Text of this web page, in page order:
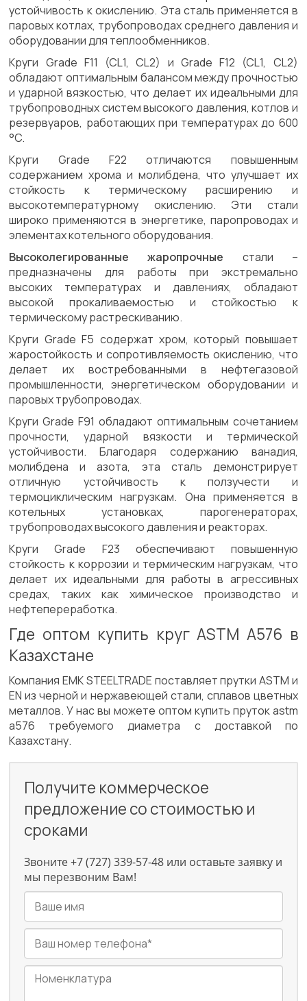
устойчивость к окислению. Эта сталь применяется в
паровых котлах, трубопроводах среднего давления и
оборудовании для теплообменников.
Круги Grade F11 (CL1, CL2) и Grade F12 (CL1, CL2)
обладают оптимальным балансом между прочностью
и ударной вязкостью, что делает их идеальными для
трубопроводных систем высокого давления, котлов и
резервуаров, работающих при температурах до 600
°C.
Круги Grade F22 отличаются повышенным
содержанием хрома и молибдена, что улучшает их
стойкость к термическому расширению и
высокотемпературному окислению. Эти стали
широко применяются в энергетике, паропроводах и
элементах котельного оборудования.
Высоколегированные жаропрочные стали –
предназначены для работы при экстремально
высоких температурах и давлениях, обладают
высокой прокаливаемостью и стойкостью к
термическому растрескиванию.
Круги Grade F5 содержат хром, который повышает
жаростойкость и сопротивляемость окислению, что
делает их востребованными в нефтегазовой
промышленности, энергетическом оборудовании и
паровых трубопроводах.
Круги Grade F91 обладают оптимальным сочетанием
прочности, ударной вязкости и термической
устойчивости. Благодаря содержанию ванадия,
молибдена и азота, эта сталь демонстрирует
отличную устойчивость к ползучести и
термоциклическим нагрузкам. Она применяется в
котельных установках, парогенераторах,
трубопроводах высокого давления и реакторах.
Круги Grade F23 обеспечивают повышенную
стойкость к коррозии и термическим нагрузкам, что
делает их идеальными для работы в агрессивных
средах, таких как химическое производство и
нефтепереработка.
Где оптом купить круг ASTM A576 в
Казахстане
Компания EMK STEELTRADE поставляет прутки ASTM и
EN из черной и нержавеющей стали, сплавов цветных
металлов. У нас вы можете оптом купить пруток astm
a576 требуемого диаметра с доставкой по
Казахстану.
Получите коммерческое
предложение со стоимостью и
сроками
Звоните +7 (727) 339-57-48 или оставьте заявку и
мы перезвоним Вам!